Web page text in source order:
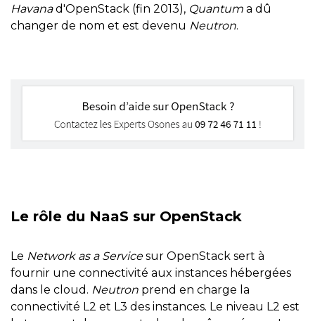
Havanad'OpenStack (fin 2013), Quantum a dû
changer de nom et est devenu Neutron.
Le rôle du NaaS sur OpenStack
Le Network as a Servicesur OpenStack sert à
fournir une connectivité aux instances hébergées
dans le cloud. Neutron prend en charge la
connectivité L2 et L3 des instances. Le niveau L2 est